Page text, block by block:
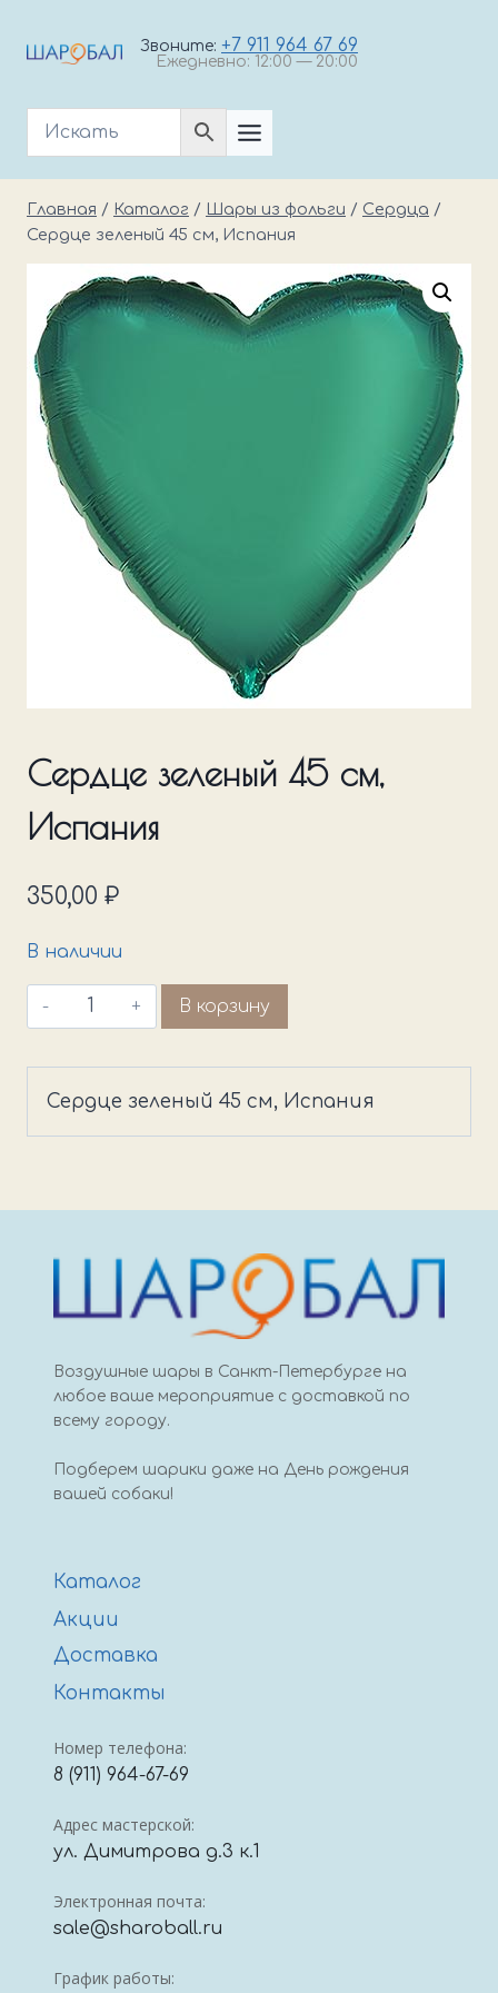
Звоните: +7 911 964 67 69
Ежедневно: 12:00 — 20:00
Главная / Каталог / Шары из фольги / Cердца /
Сердце зеленый 45 см, Испания
Сердце зеленый 45 см,
Испания
350,00 ₽
В наличии
Количество
товара
45
В корзину
Сердце зеленый 45 см, Испания
Воздушные шары в Санкт-Петербурге на
любое ваше мероприятие с доставкой по
всему городу.
Подберем шарики даже на День рождения
вашей собаки!
Каталог
Акции
Доставка
Контакты
Номер телефона:
8 (911) 964-67-69
Адрес мастерской:
ул. Димитрова д.3 к.1
Электронная почта:
sale@sharoball.ru
График работы: